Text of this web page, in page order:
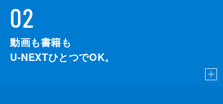
02
動画も書籍も
U-NEXTひとつでOK。